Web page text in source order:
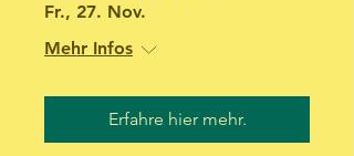
Fr., 27. Nov.
Mehr Infos
Erfahre hier mehr.